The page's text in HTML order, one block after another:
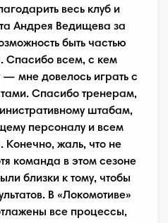
весь клуб и
Андрея Ведищева за
быть частью
Спасибо всем, с кем
мне довелось играть с
Спасибо тренерам,
штабам,
персоналу и всем
Конечно, жаль, что не
команда в этом сезоне
близки к тому, чтобы
В «Локомотиве»
все процессы,